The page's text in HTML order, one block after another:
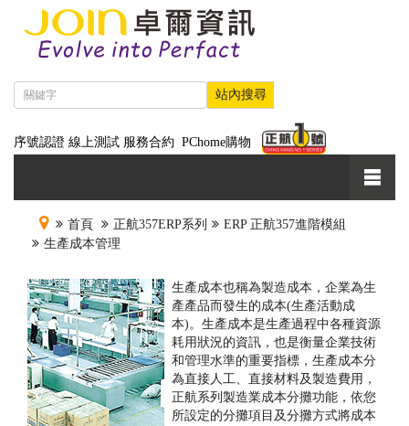
序號認證 線上測試 服務合約 PChome購物
首頁 正航357ERP系列
ERP 正航357進階模組
生產成本管理
生產成本也稱為製造成本，企業為生
產產品而發生的成本(生產活動成
本)。生產成本是生產過程中各種資源
耗用狀況的資訊，也是衡量企業技術
和管理水準的重要指標，生產成本分
為直接人工、直接材料及製造費用，
正航系列製造業成本分攤功能，依您
所設定的分攤項目及分攤方式將成本